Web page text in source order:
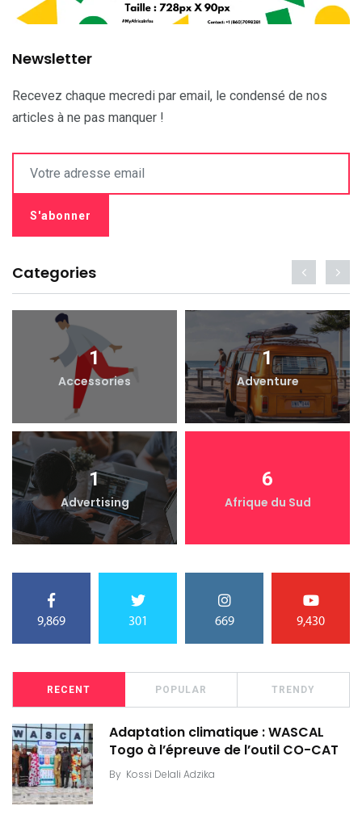
Newsletter
Recevez chaque mecredi par email, le condensé de nos
articles à ne pas manquer !
Categories
1
Accessories
1
Adventure
1
Advertising
6
Afrique du Sud
9,869 301 669 9,430
RECENT POPULAR TRENDY
Adaptation climatique : WASCAL
Togo à l’épreuve de l’outil CO-CAT
By Kossi Delali Adzika